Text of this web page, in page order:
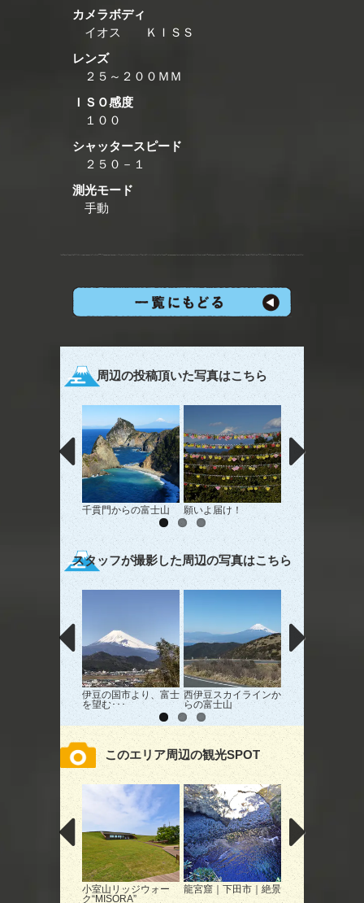
カメラボディ
イオス ＫＩＳＳ
レンズ
２５～２００ＭＭ
ＩＳＯ感度
１００
シャッタースピード
２５０－１
測光モード
手動
周辺の投稿頂いた写真はこちら
千貫門からの富士山 願いよ届け！
スタッフが撮影した周辺の写真はこちら
伊豆の国市より、富士
を望む･･･
西伊豆スカイラインか
らの富士山
このエリア周辺の観光SPOT
小室山リッジウォー
ク“MISORA”
龍宮窟｜下田市｜絶景
河津バガテル公
津町｜公園